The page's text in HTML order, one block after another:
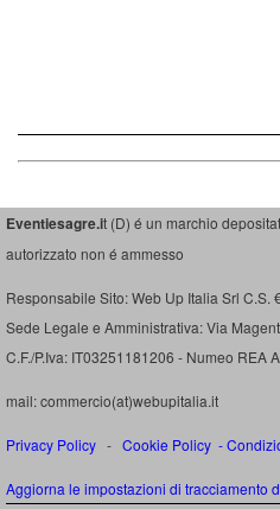
Eventiesagre.it (D) é un marchio
autorizzato non é ammesso
Responsabile Sito: Web Up Italia Srl C.S.
Sede Legale e Amministrativa: Via
C.F./P.Iva: IT03251181206 - Numeo REA
mail: commercio(at)webupitalia.it
Privacy Policy - Cookie Policy -
Aggiorna le impostazioni di tracciamento